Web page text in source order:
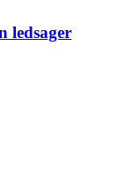
ledsager